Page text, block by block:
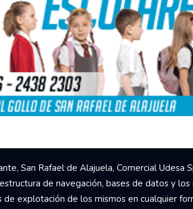
San Rafael de Alajuela, Comercial
de navegación, bases de datos y
explotación de los mismos en cualquier